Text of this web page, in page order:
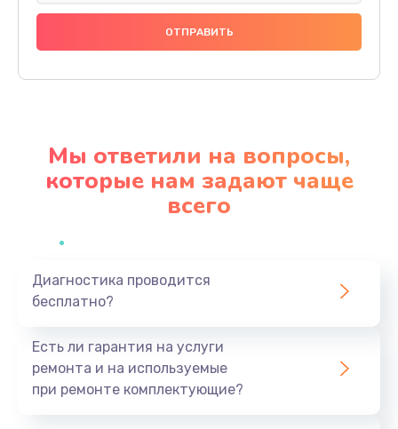
Настройка BIOS
1140 руб.
Заказать
Ремонт разъема питания
Заказать
Мы ответили на вопросы,
которые нам задают чаще
всего
Диагностика проводится
бесплатно?
Есть ли гарантия на услуги
ремонта и на используемые
при ремонте комплектующие?